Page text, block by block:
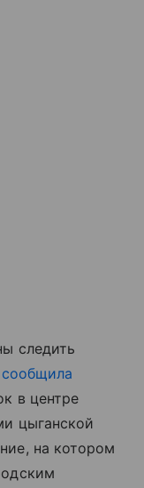
следить
сообщила
в центре
цыганской
на котором